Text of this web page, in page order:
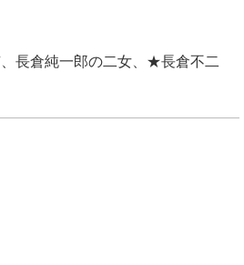
倉純一郎の二女、★長倉不二